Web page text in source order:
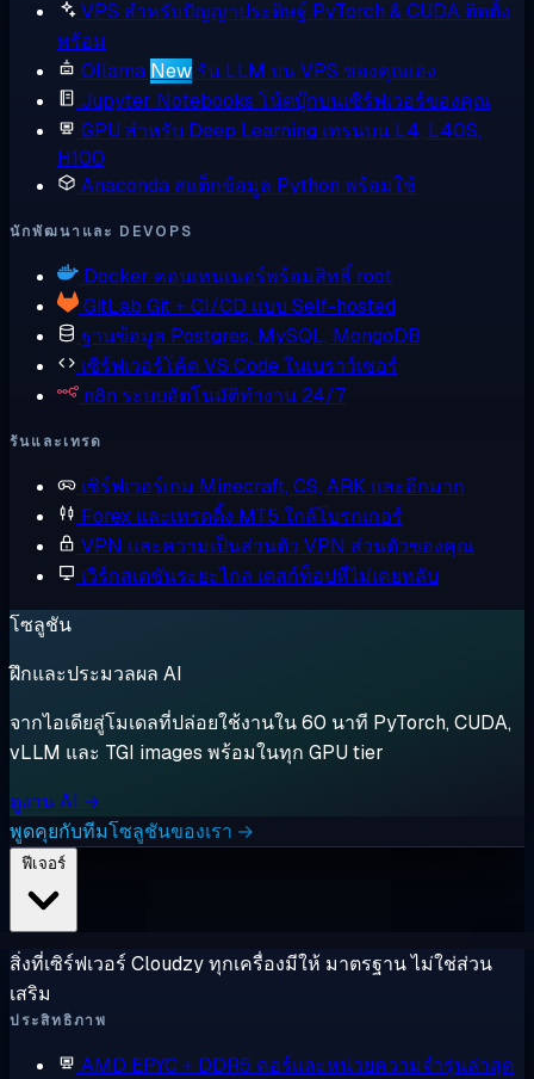
VPS สำหรับปัญญาประดิษฐ์ PyTorch & CUDA ติดตั้ง
พร้อม
Ollama New รัน LLM บน VPS ของคุณเอง
Jupyter Notebooks โน้ตบุ๊กบนเซิร์ฟเวอร์ของคุณ
GPU สำหรับ Deep Learning เทรนบน L4, L40S,
H100
Anaconda สแต็กข้อมูล Python พร้อมใช้
นักพัฒนาและ DEVOPS
Docker คอนเทนเนอร์พร้อมสิทธิ์ root
GitLab Git + CI/CD แบบ Self-hosted
ฐานข้อมูล Postgres, MySQL, MongoDB
เซิร์ฟเวอร์โค้ดVS Code ในเบราว์เซอร์
n8n ระบบอัตโนมัติทำงาน 24/7
รันและเทรด
เซิร์ฟเวอร์เกม Minecraft, CS, ARK และอีกมาก
Forex และเทรดดิ้ง MT5 ใกล้โบรกเกอร์
VPN และความเป็นส่วนตัว VPN ส่วนตัวของคุณ
เวิร์กสเตชันระยะไกล เดสก์ท็อปที่ไม่เคยหลับ
โซลูชัน
ฝึกและประมวลผล AI
จากไอเดียสู่โมเดลที่ปล่อยใช้งานใน 60 นาที PyTorch, CUDA,
vLLM และ TGI images พร้อมในทุก GPU tier
ดูงาน AI →
พูดคุยกับทีมโซลูชันของเรา →
สิ่งที่เซิร์ฟเวอร์ Cloudzy ทุกเครื่องมีให้ มาตรฐาน ไม่ใช่ส่วน
เสริม
ประสิทธิภาพ
AMD EPYC + DDR5 คอร์และหน่วยความจำรุ่นล่าสุด